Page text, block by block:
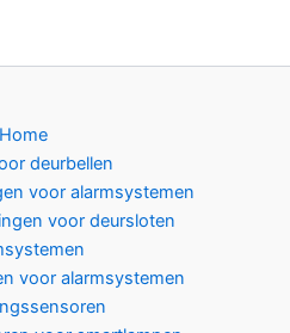
Home
deurbellen
voor alarmsystemen
voor deursloten
voor alarmsystemen